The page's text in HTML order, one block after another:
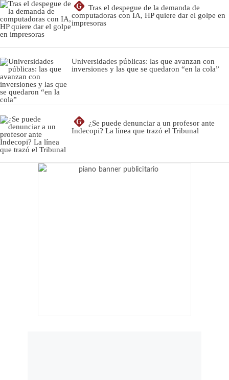
G
Tras el despegue de la demanda de
computadoras con IA, HP quiere dar el golpe en
impresoras
Universidades públicas: las que avanzan con
inversiones y las que se quedaron “en la cola”
G
¿Se puede denunciar a un profesor ante
Indecopi? La línea que trazó el Tribunal